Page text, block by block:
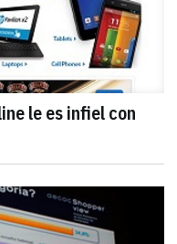
le es infiel con